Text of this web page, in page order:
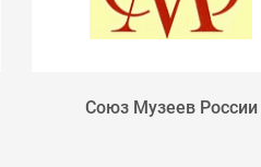
Союз Музеев России